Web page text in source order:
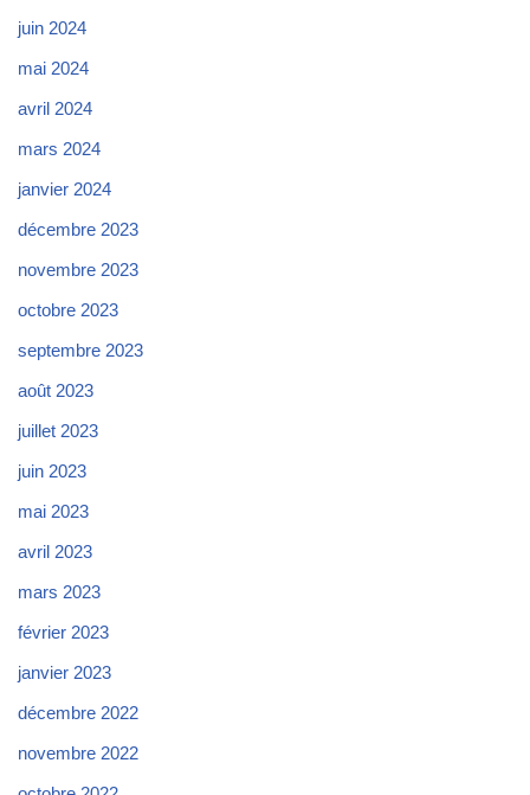
juin 2024
mai 2024
avril 2024
mars 2024
janvier 2024
décembre 2023
novembre 2023
octobre 2023
septembre 2023
août 2023
juillet 2023
juin 2023
mai 2023
avril 2023
mars 2023
février 2023
janvier 2023
décembre 2022
novembre 2022